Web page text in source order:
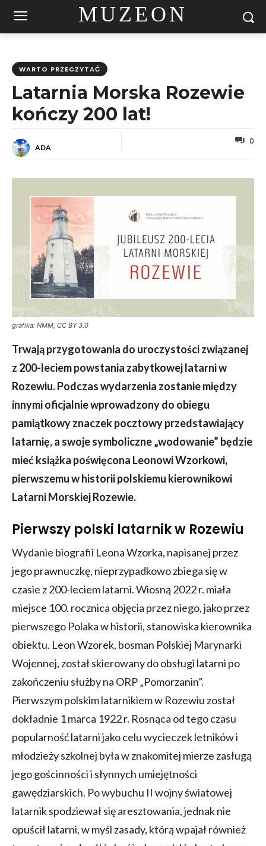
MUZEON
WARTO PRZECZYTAĆ
Latarnia Morska Rozewie
kończy 200 lat!
ADA
0
grafika: NMM, CC BY 3.0
Trwają przygotowania do uroczystości związanej
z 200-leciem powstania zabytkowej latarni w
Rozewiu. Podczas wydarzenia zostanie między
innymi oficjalnie wprowadzony do obiegu
pamiątkowy znaczek pocztowy przedstawiający
latarnię, a swoje symboliczne „wodowanie” będzie
mieć książka poświęcona Leonowi Wzorkowi,
pierwszemu w historii polskiemu kierownikowi
Latarni Morskiej Rozewie.
Pierwszy polski latarnik w Rozewiu
Wydanie biografii Leona Wzorka, napisanej przez
jego prawnuczkę, nieprzypadkowo zbiega się w
czasie z 200-leciem latarni. Wiosną 2022 r. miała
miejsce 100. rocznica objęcia przez niego, jako przez
pierwszego Polaka w historii, stanowiska kierownika
obiektu. Leon Wzorek, bosman Polskiej Marynarki
Wojennej, został skierowany do obsługi latarni po
zakończeniu służby na ORP „Pomorzanin”.
Pierwszym polskim latarnikiem w Rozewiu został
dokładnie 1 marca 1922 r. Rosnąca od tego czasu
popularność latarni jako celu wycieczek letników i
młodzieży szkolnej była w znakomitej mierze zasługą
jego gościnności i słynnych umiejętności
gawędziarskich. Po wybuchu II wojny światowej
latarnik spodziewał się aresztowania, jednak nie
opuścił latarni, w myśl zasady, którą wpajał również